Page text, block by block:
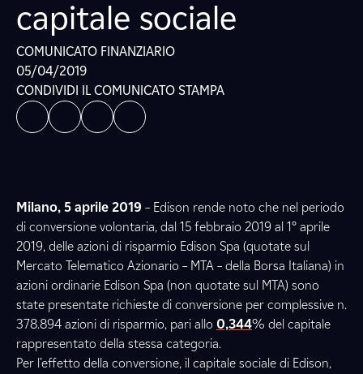
capitale sociale
COMUNICATO FINANZIARIO
05/04/2019
CONDIVIDI IL COMUNICATO STAMPA
Milano, 5 aprile 2019 – Edison rende noto che nel periodo
di conversione volontaria, dal 15 febbraio 2019 al 1° aprile
2019, delle azioni di risparmio Edison Spa (quotate sul
Mercato Telematico Azionario – MTA – della Borsa Italiana) in
azioni ordinarie Edison Spa (non quotate sul MTA) sono
state presentate richieste di conversione per complessive n.
378.894 azioni di risparmio, pari allo 0,344% del capitale
rappresentato della stessa categoria.
Per l’effetto della conversione, il capitale sociale di Edison,